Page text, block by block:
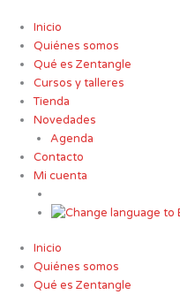
contenido
Inicio
Quiénes somos
Qué es Zentangle
Cursos y talleres
Tienda
Novedades
Agenda
Contacto
Mi cuenta
Inicio
Quiénes somos
Qué es Zentangle